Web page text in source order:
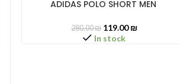
SELECT OPTIONS
ADIDAS POLO SHORT MEN
280.00₪ 119.00₪
In stock